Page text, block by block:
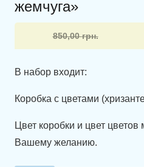
жемчуга»
850,00грн.
Первоначальная
цена
составляла
Текущая
цена:
799,00 грн..
В набор входит:
Коробка с цветами
Цвет коробки и цвет
Вашему желанию.